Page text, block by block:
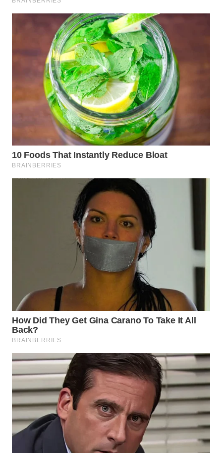
WN
BOGOR
WN
TAPANULI
UTARA
WN
SAMOSIR
WN
KEPULAUAN
WN
TANGERANG
WN
BINJAI
WN
CIREBON
WN